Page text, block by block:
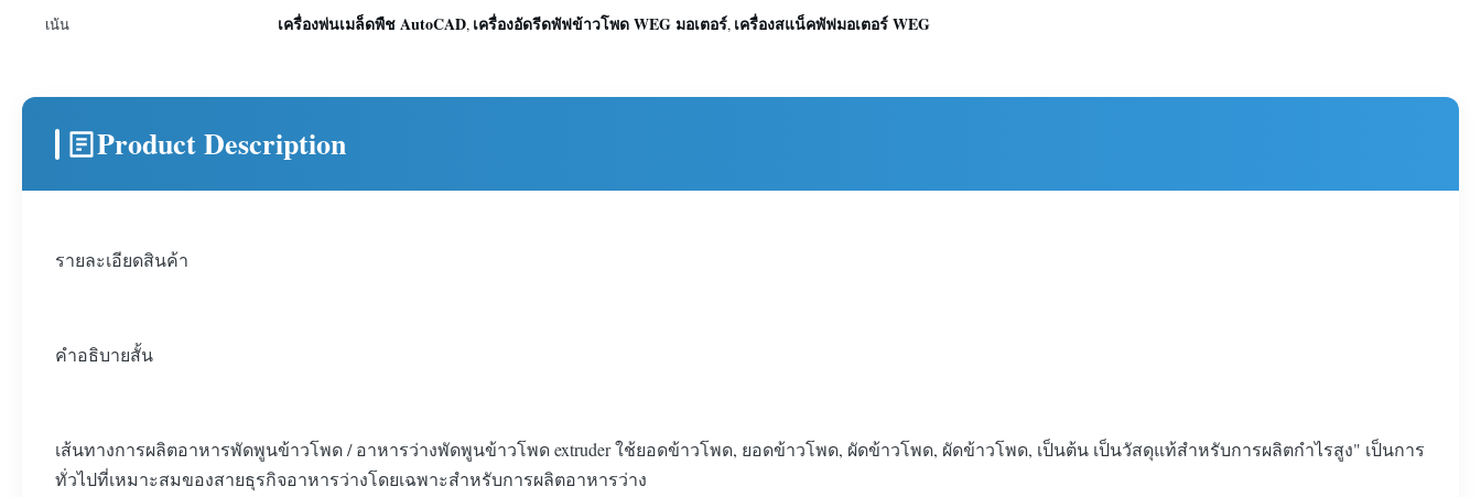
เน้น
เครื่องพ่นเมล็ดพืช AutoCAD, เครื่องอัดรีดพัฟข้าวโพด WEG มอเตอร์, เครื่องสแน็คพัฟมอเตอร์ WEG
Product Description
รายละเอียดสินค้า
คําอธิบายสั้น
เส้นทางการผลิตอาหารพัดพูนข้าวโพด / อาหารว่างพัดพูนข้าวโพด extruder ใช้ยอดข้าวโพด, ยอดข้าวโพด, ผัดข้าวโพด, ผัดข้าวโพด, เป็นต้น เป็นวัสดุแท้สําหรับการผลิตกําไรสูง" เป็นการ
ทั่วไปที่เหมาะสมของสายธุรกิจอาหารว่างโดยเฉพาะสําหรับการผลิตอาหารว่าง